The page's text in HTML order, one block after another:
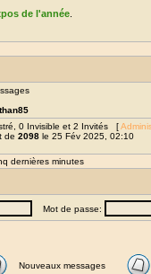
de l'année
0 Invisible et 2 Invités [
de 2098 le 25 Fév 2025, 02:10
dernières minutes
Mot de passe:
Nouveaux messages